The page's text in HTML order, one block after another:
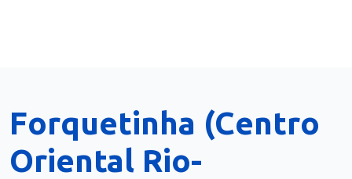
Forquetinha (Centro
Oriental Rio-